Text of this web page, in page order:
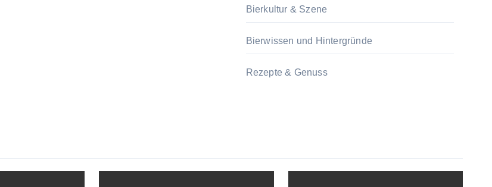
Bierkultur & Szene
Bierwissen und Hintergründe
Rezepte & Genuss